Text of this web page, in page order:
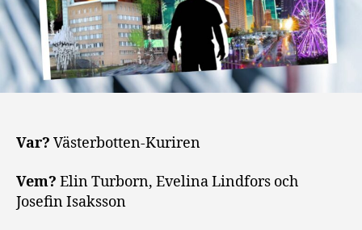
Var? Västerbotten-Kuriren
Vem? Elin Turborn, Evelina Lindfors och
Josefin Isaksson